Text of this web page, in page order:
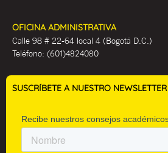
OFICINA ADMINISTRATIVA
Calle 98 # 22-64 local 4 (Bogotá D.C.)
Teléfono: (601)4824080
SUSCRÍBETE A NUESTRO NEWSLETTER